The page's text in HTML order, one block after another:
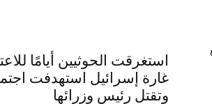
استغرقت الحوثيين أيامًا
غارة إسرائيل استهدفت
وتقتل رئيس وزرائها